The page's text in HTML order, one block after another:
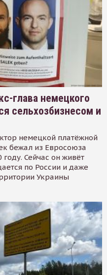
глава немецкого
сельхозбизнесом и
немецкой платёжной
бежал из Евросоюза
Сейчас он живёт
по России и даже
Украины